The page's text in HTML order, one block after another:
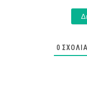
0 ΣΧΌΛΙΑ